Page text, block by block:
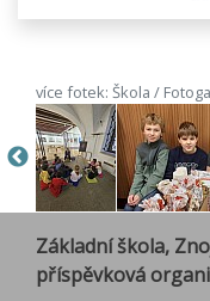
více fotek: Škola /
Základní škola,
příspěvková